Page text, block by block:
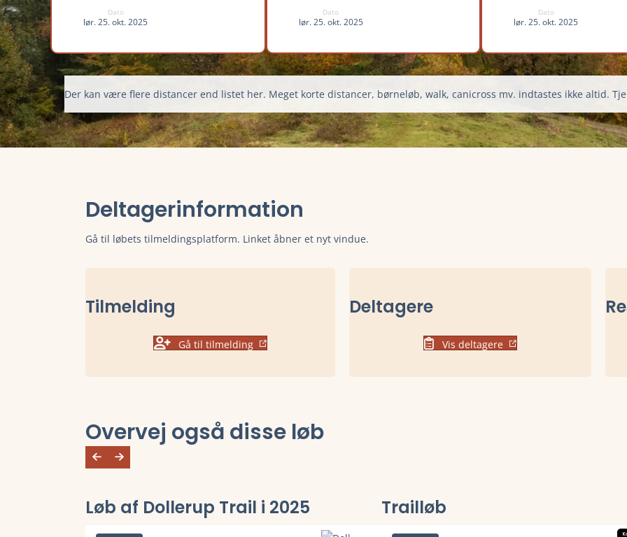
Dato
lør. 25. okt. 2025
Dato
lør. 25. okt. 2025
Dato
lør. 25. okt. 2025
Der kan være flere distancer end listet her. Meget korte distancer, børneløb, walk, canicross mv. indtastes ikke altid.
Deltagerinformation
Gå til løbets tilmeldingsplatform. Linket åbner et nyt vindue.
Tilmelding
Gå til tilmelding
Deltagere
Vis deltagere
Overvej også disse løb
Løb af Dollerup Trail i 2025 Trailløb